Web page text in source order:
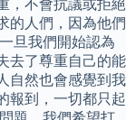
，不會抗議或拒絕
的人們，因為他們
旦我們開始認為
去了尊重自己的能
自然也會感覺到我
報到，一切都只起